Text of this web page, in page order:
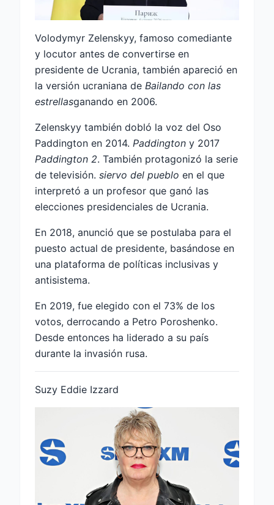
Volodymyr Zelenskyy, famoso comediante
y locutor antes de convertirse en
presidente de Ucrania, también apareció en
la versión ucraniana de Bailando con las
estrellasganando en 2006.
Zelenskyy también dobló la voz del Oso
Paddington en 2014. Paddington y 2017
Paddington 2. También protagonizó la serie
de televisión. siervo del pueblo en el que
interpretó a un profesor que ganó las
elecciones presidenciales de Ucrania.
En 2018, anunció que se postulaba para el
puesto actual de presidente, basándose en
una plataforma de políticas inclusivas y
antisistema.
En 2019, fue elegido con el 73% de los
votos, derrocando a Petro Poroshenko.
Desde entonces ha liderado a su país
durante la invasión rusa.
Suzy Eddie Izzard